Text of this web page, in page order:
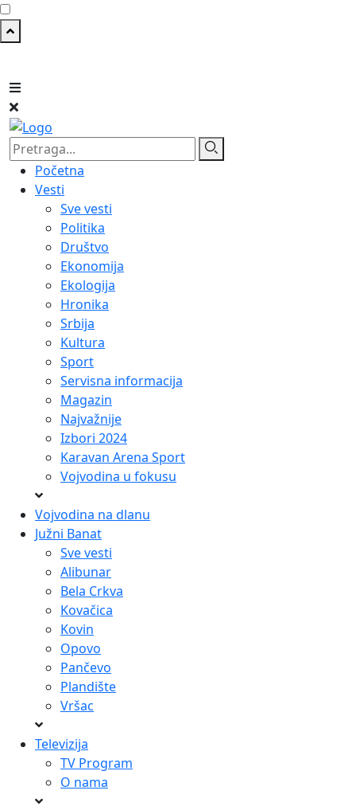
Početna
Vesti
Sve vesti
Politika
Društvo
Ekonomija
Ekologija
Hronika
Srbija
Kultura
Sport
Servisna informacija
Magazin
Najvažnije
Izbori 2024
Karavan Arena Sport
Vojvodina u fokusu
Vojvodina na dlanu
Južni Banat
Sve vesti
Alibunar
Bela Crkva
Kovačica
Kovin
Opovo
Pančevo
Plandište
Vršac
Televizija
TV Program
O nama